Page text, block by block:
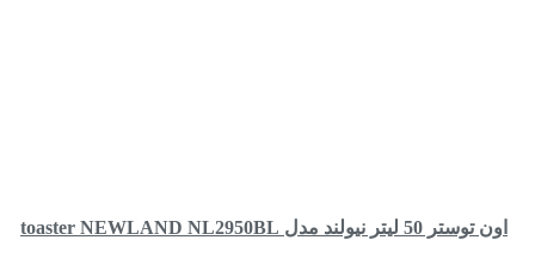
اون توستر 50 لیتر نیولند مدل toaster NEWLAND NL2950BL